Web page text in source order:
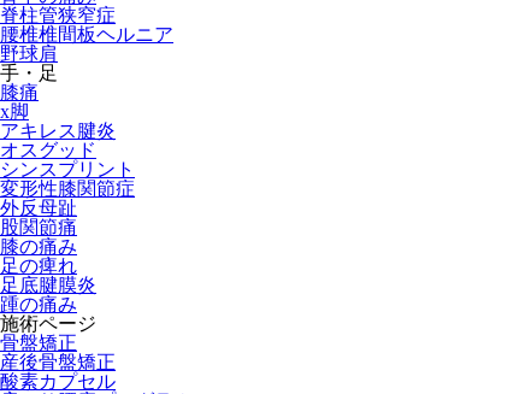
脊柱管狭窄症
腰椎椎間板ヘルニア
野球肩
手・足
膝痛
x脚
アキレス腱炎
オスグッド
シンスプリント
変形性膝関節症
外反母趾
股関節痛
膝の痛み
足の痺れ
足底腱膜炎
踵の痛み
施術ページ
骨盤矯正
産後骨盤矯正
酸素カプセル